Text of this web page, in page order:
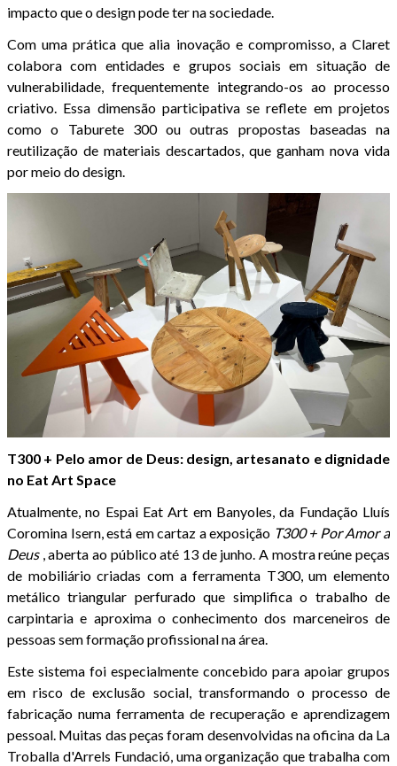
impacto que o design pode ter na sociedade.
Com uma prática que alia inovação e compromisso, a Claret
colabora com entidades e grupos sociais em situação de
vulnerabilidade, frequentemente integrando-os ao processo
criativo. Essa dimensão participativa se reflete em projetos
como o Taburete 300 ou outras propostas baseadas na
reutilização de materiais descartados, que ganham nova vida
por meio do design.
T300 + Pelo amor de Deus: design, artesanato e dignidade
no Eat Art Space
Atualmente, no Espai Eat Art em Banyoles, da Fundação Lluís
Coromina Isern, está em cartaz a exposição T300 + Por Amor a
Deus, aberta ao público até 13 de junho. A mostra reúne peças
de mobiliário criadas com a ferramenta T300, um elemento
metálico triangular perfurado que simplifica o trabalho de
carpintaria e aproxima o conhecimento dos marceneiros de
pessoas sem formação profissional na área.
Este sistema foi especialmente concebido para apoiar grupos
em risco de exclusão social, transformando o processo de
fabricação numa ferramenta de recuperação e aprendizagem
pessoal. Muitas das peças foram desenvolvidas na oficina da La
Troballa d'Arrels Fundació, uma organização que trabalha com